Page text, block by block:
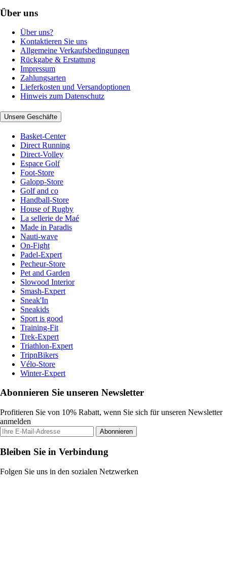
Über uns
Über uns?
Kontaktieren Sie uns
Allgemeine Verkaufsbedingungen
Rückgabe & Erstattung
Impressum
Zahlungsarten
Lieferkosten und Versandoptionen
Hinweis zum Datenschutz
Unsere Geschäfte
Basket-Center
Direct Running
Direct-Volley
Espace Golf
Foot-Store
Galopp-Store
Golf and co
Handball-Store
House of Rugby
La sellerie de Maé
Made in Paradis
Nauti-wave
On-Fight
Padel-Expert
Pecheur-Store
Pet and Garden
Slowood Interior
Smash-Expert
Sneak'In
Sneakids
Sport is good
Training-Fit
Trek-Expert
Triathlon-Expert
TripnBikers
Vélo-Store
Winter-Expert
Abonnieren Sie unseren Newsletter
Profitieren Sie von 10% Rabatt, wenn Sie sich für unseren Newsletter
anmelden
Abonnieren
Bleiben Sie in Verbindung
Folgen Sie uns in den sozialen Netzwerken